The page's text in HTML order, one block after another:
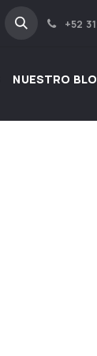
INDUSTRIAS +52
NUESTRO